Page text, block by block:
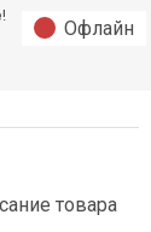
!
Офлайн
товара